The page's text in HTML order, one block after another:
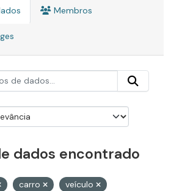
Membros
dados encontrado
carro
veículo